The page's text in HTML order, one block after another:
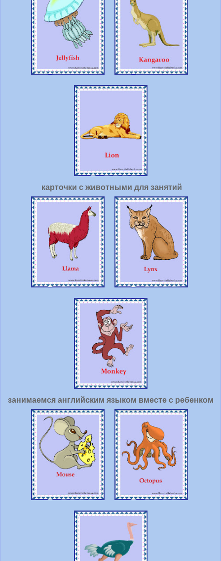
карточки с животными для занятий
занимаемся английским языком вместе с ребенком